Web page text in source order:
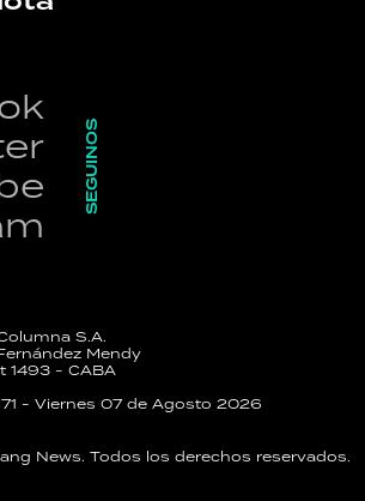
SEGUINOS
S.A.
Mendy
1493 - CABA
- Viernes 07 de Agosto 2026
News. Todos los derechos reservados.